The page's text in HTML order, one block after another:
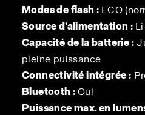
Modes de flash : ECO
Source d’alimentation :
Capacité de la batterie :
pleine puissance
Connectivité intégrée :
Bluetooth : Oui
Puissance max. en